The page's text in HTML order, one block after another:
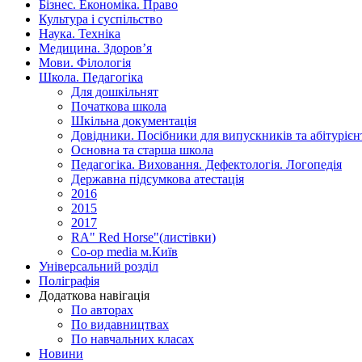
Бізнес. Економіка. Право
Культура і суспільство
Наука. Техніка
Медицина. Здоров’я
Мови. Філологія
Школа. Педагогіка
Для дошкільнят
Початкова школа
Шкільна документація
Довідники. Посібники для випускників та
Основна та старша школа
Педагогіка. Виховання. Дефектологія. Логопедія
Державна підсумкова атестація
2016
2015
2017
RA" Red Horse"(листівки)
Co-op media м.Київ
Універсальний розділ
Поліграфія
Додаткова навігація
По авторах
По видавництвах
По навчальних класах
Новини